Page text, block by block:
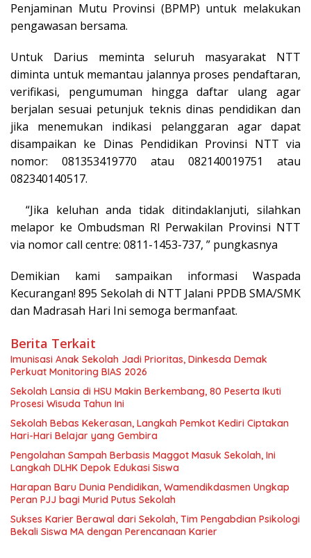
Penjaminan Mutu Provinsi (BPMP) untuk melakukan
pengawasan bersama.
Untuk Darius meminta seluruh masyarakat NTT
diminta untuk memantau jalannya proses pendaftaran,
verifikasi, pengumuman hingga daftar ulang agar
berjalan sesuai petunjuk teknis dinas pendidikan dan
jika menemukan indikasi pelanggaran agar dapat
disampaikan ke Dinas Pendidikan Provinsi NTT via
nomor: 081353419770 atau 082140019751 atau
082340140517.
“Jika keluhan anda tidak ditindaklanjuti, silahkan
melapor ke Ombudsman RI Perwakilan Provinsi NTT
via nomor call centre: 0811-1453-737, ” pungkasnya
Demikian kami sampaikan informasi Waspada
Kecurangan! 895 Sekolah di NTT Jalani PPDB SMA/SMK
dan Madrasah Hari Ini semoga bermanfaat.
Berita Terkait
Imunisasi Anak Sekolah Jadi Prioritas, Dinkesda Demak
Perkuat Monitoring BIAS 2026
Sekolah Lansia di HSU Makin Berkembang, 80 Peserta Ikuti
Prosesi Wisuda Tahun Ini
Sekolah Bebas Kekerasan, Langkah Pemkot Kediri Ciptakan
Hari-Hari Belajar yang Gembira
Pengolahan Sampah Berbasis Maggot Masuk Sekolah, Ini
Langkah DLHK Depok Edukasi Siswa
Harapan Baru Dunia Pendidikan, Wamendikdasmen Ungkap
Peran PJJ bagi Murid Putus Sekolah
Sukses Karier Berawal dari Sekolah, Tim Pengabdian Psikologi
Bekali Siswa MA dengan Perencanaan Karier